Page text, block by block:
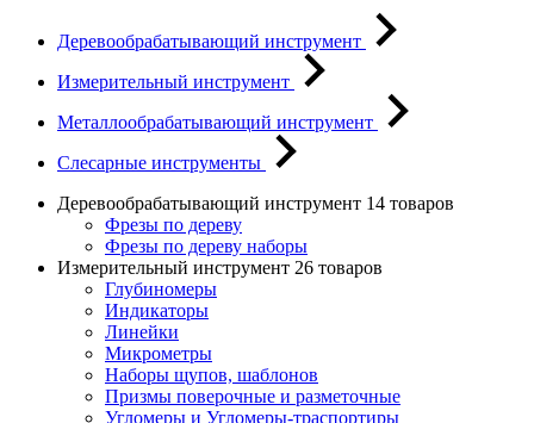
Деревообрабатывающий инструмент
Измерительный инструмент
Металлообрабатывающий инструмент
Слесарные инструменты
Деревообрабатывающий инструмент 14 товаров
Фрезы по дереву
Фрезы по дереву наборы
Измерительный инструмент 26 товаров
Глубиномеры
Индикаторы
Линейки
Микрометры
Наборы щупов, шаблонов
Призмы поверочные и разметочные
Угломеры и Угломеры-траспортиры